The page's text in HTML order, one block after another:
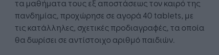
τα μαθήματα τους εξ αποστάσεως τον καιρό της
πανδημίας, προχώρησε σε αγορά 40 tablets, με
τις κατάλληλες, σχετικές προδιαγραφές, τα οποία
θα δωρίσει σε αντίστοιχο αριθμό παιδιών.